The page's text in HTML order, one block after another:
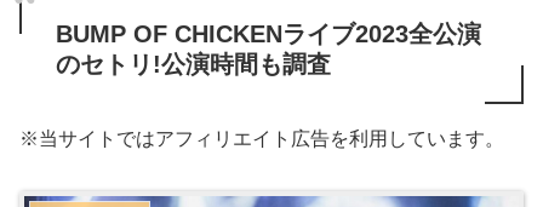
BUMP OF CHICKENライブ2023全公演
のセトリ!公演時間も調査
※当サイトではアフィリエイト広告を利用しています。